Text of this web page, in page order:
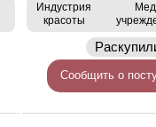
Индустрия
красоты
Сообщить о